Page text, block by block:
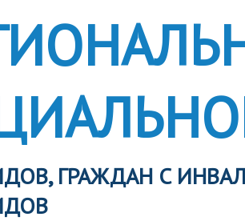
ГРАЖДАН С